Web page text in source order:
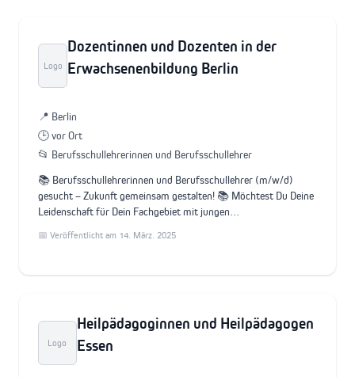
Logo
Dozentinnen und Dozenten in der
Erwachsenenbildung Berlin
📍 Berlin
🕒 vor Ort
📂 Berufsschullehrerinnen und Berufsschullehrer
📚 Berufsschullehrerinnen und Berufsschullehrer (m/w/d)
gesucht – Zukunft gemeinsam gestalten! 📚 Möchtest Du Deine
Leidenschaft für Dein Fachgebiet mit jungen…
📅 Veröffentlicht am 14. März. 2025
Logo
Heilpädagoginnen und Heilpädagogen
Essen